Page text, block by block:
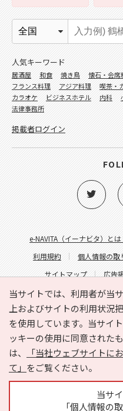
当サイトでは、利用者が当
上およびサイトの利用状況
を使用しています。当サイ
ッキーの使用に同意された
は、
「当社ウェブサイトに
て」 をご覧ください。
当サ
「個人情報の
e-NAVITA（イーナビタ）とは
利用規約
個人情報の取
サイトマップ
広告
サイトの内容
人気キーワード
居酒屋 和食 焼き鳥 懐石・会席
フランス料理
アジア料理 喫茶・
カラオケ
ビジネスホテル 内科
法律事務所
掲載者ログイン
Copyright ©